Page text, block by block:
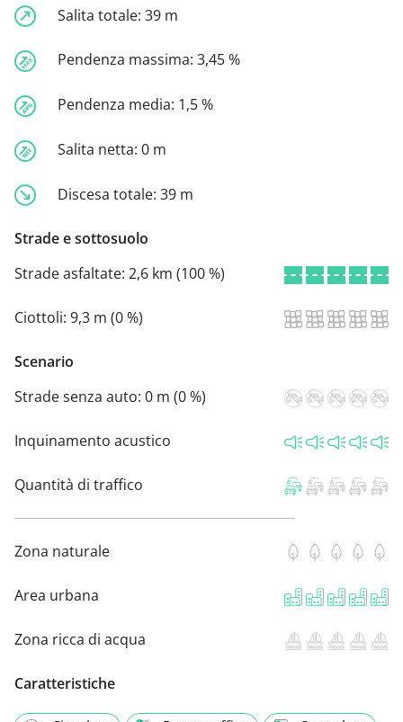
Salita totale: 39 m
Pendenza massima: 3,45 %
Pendenza media: 1,5 %
Salita netta: 0 m
Discesa totale: 39 m
Strade e sottosuolo
Strade asfaltate: 2,6 km (100 %)
Ciottoli: 9,3 m (0 %)
Scenario
Strade senza auto: 0 m (0 %)
Inquinamento acustico
Quantità di traffico
Zona naturale
Area urbana
Zona ricca di acqua
Caratteristiche